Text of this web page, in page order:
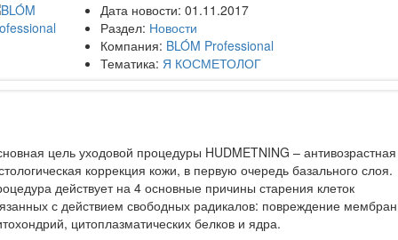
Дата новости: 01.11.2017
Раздел: Новости
Компания: BLÓM Professional
Тематика: Я КОСМЕТОЛОГ
цель уходовой процедуры HUDMETNING – антивозрастная
коррекция кожи, в первую очередь базального слоя.
действует на 4 основные причины старения клеток
с действием свободных радикалов: повреждение
цитоплазматических белков и ядра.